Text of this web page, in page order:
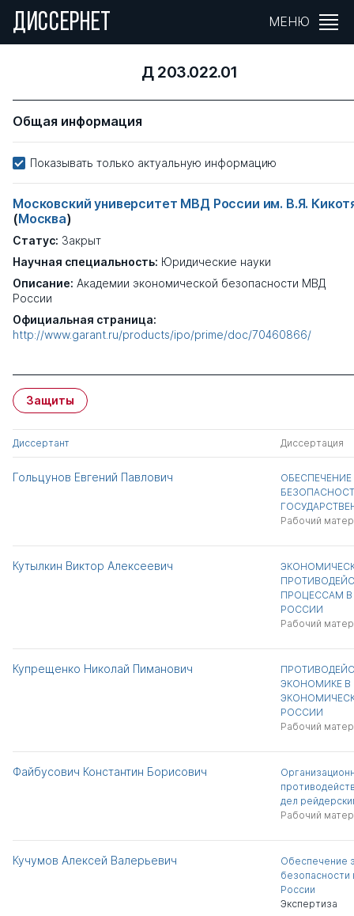
ДИССЕРНЕТ МЕНЮ
Д 203.022.01
Общая информация
Показывать только актуальную информацию
Московский университет МВД России им. В.Я.
(Москва)
Статус: Закрыт
Научная специальность: Юридические науки
Описание: Академии экономической безопасности МВД
России
Официальная страница:
http://www.garant.ru/products/ipo/prime/doc/70460866/
Защиты
Диссертант Диссертация
Гольцунов Евгений Павлович
Рабочий
Кутылкин Виктор Алексеевич
ПРОЦЕССАМ
РОССИИ
Рабочий
Купрещенко Николай Пиманович
ЭКОНОМИКЕ В
РОССИИ
Рабочий
Файбусович Константин Борисович
дел
Рабочий
Кучумов Алексей Валерьевич
Обеспечение
безопасности
России
Экспертиза